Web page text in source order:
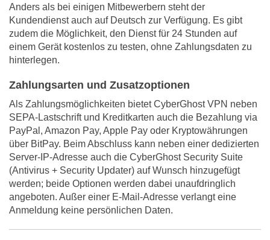
Anders als bei einigen Mitbewerbern steht der
Kundendienst auch auf Deutsch zur Verfügung. Es gibt
zudem die Möglichkeit, den Dienst für 24 Stunden auf
einem Gerät kostenlos zu testen, ohne Zahlungsdaten zu
hinterlegen.
Zahlungsarten und Zusatzoptionen
Als Zahlungsmöglichkeiten bietet CyberGhost VPN neben
SEPA-Lastschrift und Kreditkarten auch die Bezahlung via
PayPal, Amazon Pay, Apple Pay oder Kryptowährungen
über BitPay. Beim Abschluss kann neben einer dedizierten
Server-IP-Adresse auch die CyberGhost Security Suite
(Antivirus + Security Updater) auf Wunsch hinzugefügt
werden; beide Optionen werden dabei unaufdringlich
angeboten. Außer einer E-Mail-Adresse verlangt eine
Anmeldung keine persönlichen Daten.